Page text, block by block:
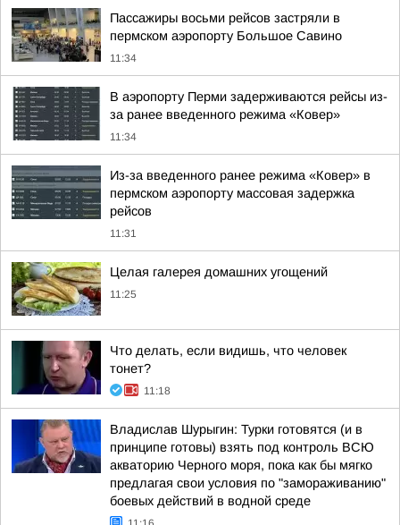
Пассажиры восьми рейсов застряли в
пермском аэропорту Большое Савино
11:34
В аэропорту Перми задерживаются рейсы из-
за ранее введенного режима «Ковер»
11:34
Из-за введенного ранее режима «Ковер» в
пермском аэропорту массовая задержка
рейсов
11:31
Целая галерея домашних угощений
11:25
Что делать, если видишь, что человек
тонет?
11:18
Владислав Шурыгин: Турки готовятся (и в
принципе готовы) взять под контроль ВСЮ
акваторию Черного моря, пока как бы мягко
предлагая свои условия по "замораживанию"
боевых действий в водной среде